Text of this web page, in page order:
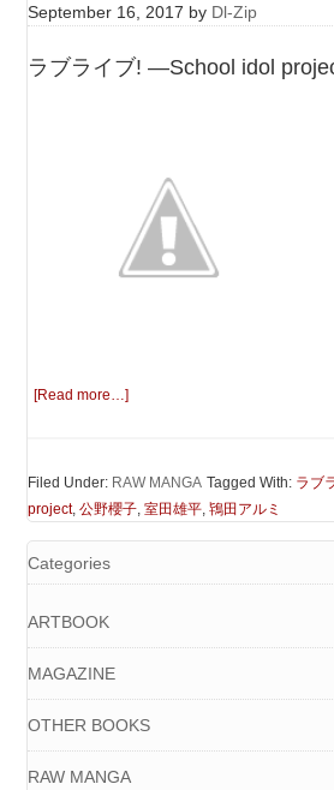
September 16, 2017 by Dl-Zip
ラブライブ! ―School idol
[Read more…]
Filed Under: RAW MANGA Tagged With: ラブ
project,公野櫻子,室田雄平,鴇田アルミ
Categories
ARTBOOK
MAGAZINE
OTHER BOOKS
RAW MANGA